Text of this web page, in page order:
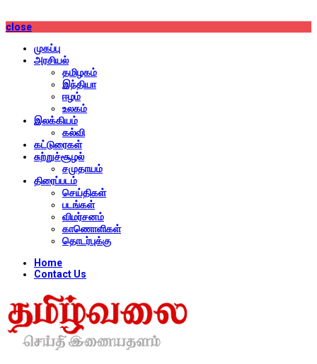
close
முகப்பு
அரசியல்
தமிழகம்
இந்தியா
ஈழம்
உலகம்
இலக்கியம்
கல்வி
கட்டுரைகள்
சுற்றுச்சூழல்
சமுதாயம்
திரைப்படம்
செய்திகள்
படங்கள்
விமர்சனம்
காணொளிகள்
தொடர்புக்கு
Home
Contact Us